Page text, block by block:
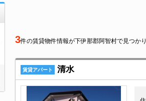
3件の賃貸物件情報が下伊那郡阿智村で見つか
賃貸アパート 清水